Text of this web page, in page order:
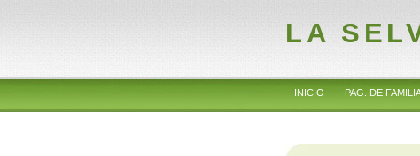
LA
INICIO PAG. DE